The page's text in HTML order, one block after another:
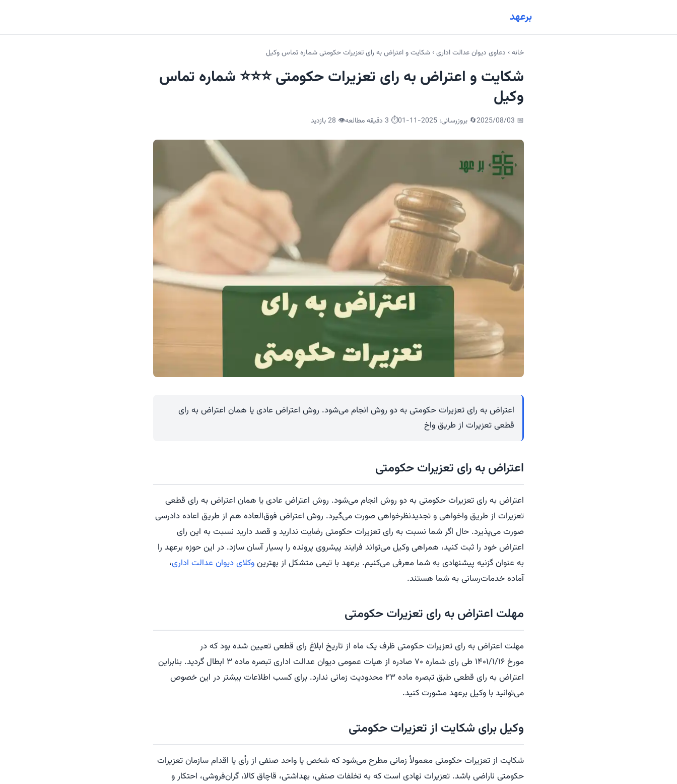
برعهد
خانه› دعاوی دیوان عدالت اداری› شکایت و اعتراض به رای تعزیرات حکومتی شماره تماس وکیل
شکایت و اعتراض به رای تعزیرات حکومتی ⭐⭐⭐ شماره تماس
وکیل
📅
2025/08/03🔄 بروزرسانی: 2025-11-01 ⏱️ 3 دقیقه مطالعه 👁️
28بازدید
اعتراض به رای تعزیرات حکومتی به دو روش انجام می‌شود. روش اعتراض عادی یا همان اعتراض به رای
قطعی تعزیرات از طریق واخ
اعتراض به رای تعزیرات حکومتی
اعتراض به رای تعزیرات حکومتی به دو روش انجام می‌شود. روش اعتراض عادی یا همان اعتراض به رای قطعی
تعزیرات از طریق واخواهی و تجدیدنظرخواهی صورت می‌گیرد. روش اعتراض فوق‌العاده هم از طریق اعاده دادرسی
صورت می‌پذیرد. حال اگر شما نسبت به رای تعزیرات حکومتی رضایت ندارید و قصد دارید نسبت به این رای
اعتراض خود را ثبت کنید، همراهی وکیل می‌تواند فرایند پیشروی پرونده را بسیار آسان سازد. در این حوزه برعهد را
به عنوان گزنیه پیشنهادی به شما معرفی می‌کنیم. برعهد با تیمی متشکل از بهترینوکلای دیوان عدالت اداری،
آماده خدمات‌رسانی به شما هستند.
مهلت اعتراض به رای تعزیرات حکومتی
مهلت اعتراض به رای تعزیرات حکومتی ظرف یک ماه از تاریخ ابلاغ رای قطعی تعیین شده بود که در
مورخ ۱۴۰۱/۱/۱۶ طی رای شماره ۷۰ صادره از هیات عمومی دیوان عدالت اداری تبصره ماده ۳ ابطال گردید. بنابراین
اعتراض به رای قطعی طبق تبصره ماده ۲۳ محدودیت زمانی ندارد. برای کسب اطلاعات بیشتر در این خصوص
می‌توانید با وکیل برعهد مشورت کنید.
وکیل برای شکایت از تعزیرات حکومتی
شکایت از تعزیرات حکومتی معمولاً زمانی مطرح می‌شود که شخص یا واحد صنفی از رأی یا اقدام سازمان تعزیرات
حکومتی ناراضی باشد. تعزیرات نهادی است که به تخلفات صنفی، بهداشتی، قاچاق کالا، گران‌فروشی، احتکار و